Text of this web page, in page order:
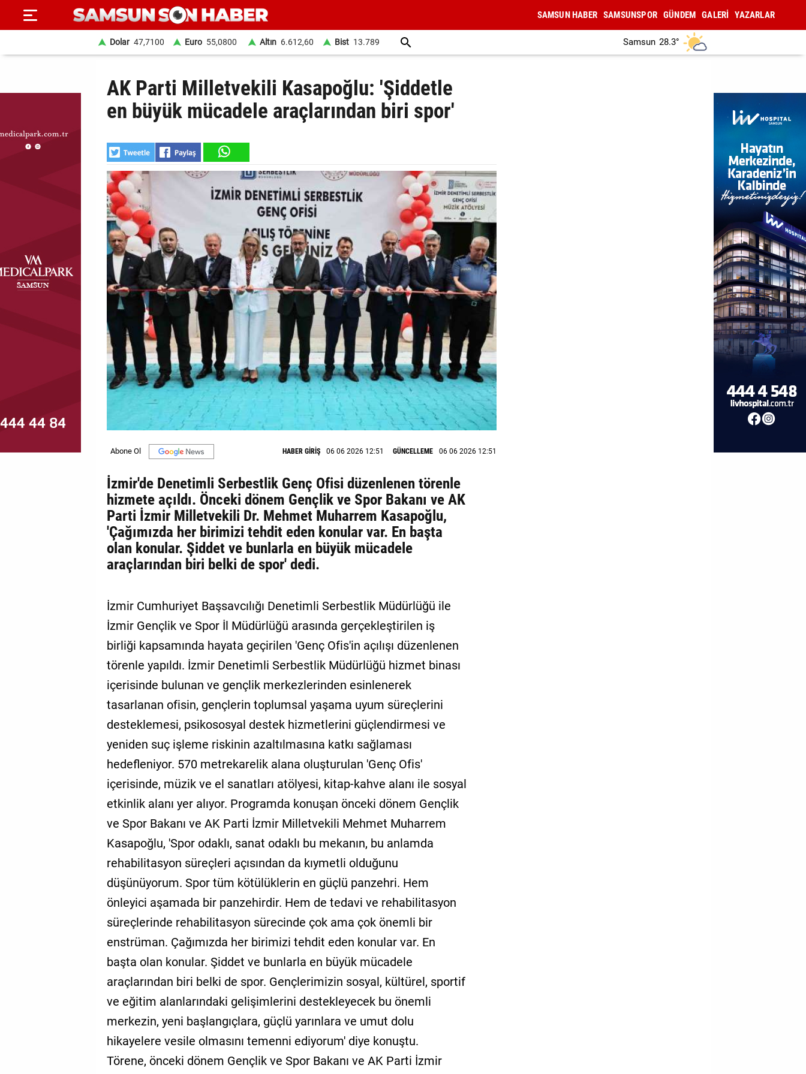
SAYFA
HABER
DÜNYA
MAGAZİN
Künye
İletişim
SAMSUN HABER SAMSUNSPOR GÜNDEM GALERİ YAZARLAR
Dolar 47,7100 Euro 55,0800 Altın 6.612,60 Bist 13.789 Samsun 28.3°
AK Parti Milletvekili Kasapoğlu: 'Şiddetle
en büyük mücadele araçlarından biri spor'
HABER GİRİŞ 06 06 2026 12:51 GÜNCELLEME 06 06 2026 12:51
İzmir'de Denetimli Serbestlik Genç Ofisi düzenlenen törenle
hizmete açıldı. Önceki dönem Gençlik ve Spor Bakanı ve AK
Parti İzmir Milletvekili Dr. Mehmet Muharrem Kasapoğlu,
'Çağımızda her birimizi tehdit eden konular var. En başta
olan konular. Şiddet ve bunlarla en büyük mücadele
araçlarından biri belki de spor' dedi.
İzmir Cumhuriyet Başsavcılığı Denetimli Serbestlik Müdürlüğü ile
İzmir Gençlik ve Spor İl Müdürlüğü arasında gerçekleştirilen iş
birliği kapsamında hayata geçirilen 'Genç Ofis'in açılışı düzenlenen
törenle yapıldı. İzmir Denetimli Serbestlik Müdürlüğü hizmet binası
içerisinde bulunan ve gençlik merkezlerinden esinlenerek
tasarlanan ofisin, gençlerin toplumsal yaşama uyum süreçlerini
desteklemesi, psikososyal destek hizmetlerini güçlendirmesi ve
yeniden suç işleme riskinin azaltılmasına katkı sağlaması
hedefleniyor. 570 metrekarelik alana oluşturulan 'Genç Ofis'
içerisinde, müzik ve el sanatları atölyesi, kitap-kahve alanı ile sosyal
etkinlik alanı yer alıyor. Programda konuşan önceki dönem Gençlik
ve Spor Bakanı ve AK Parti İzmir Milletvekili Mehmet Muharrem
Kasapoğlu, 'Spor odaklı, sanat odaklı bu mekanın, bu anlamda
rehabilitasyon süreçleri açısından da kıymetli olduğunu
düşünüyorum. Spor tüm kötülüklerin en güçlü panzehri. Hem
önleyici aşamada bir panzehirdir. Hem de tedavi ve rehabilitasyon
süreçlerinde rehabilitasyon sürecinde çok ama çok önemli bir
enstrüman. Çağımızda her birimizi tehdit eden konular var. En
başta olan konular. Şiddet ve bunlarla en büyük mücadele
araçlarından biri belki de spor. Gençlerimizin sosyal, kültürel, sportif
ve eğitim alanlarındaki gelişimlerini destekleyecek bu önemli
merkezin, yeni başlangıçlara, güçlü yarınlara ve umut dolu
hikayelere vesile olmasını temenni ediyorum' diye konuştu.
Törene, önceki dönem Gençlik ve Spor Bakanı ve AK Parti İzmir